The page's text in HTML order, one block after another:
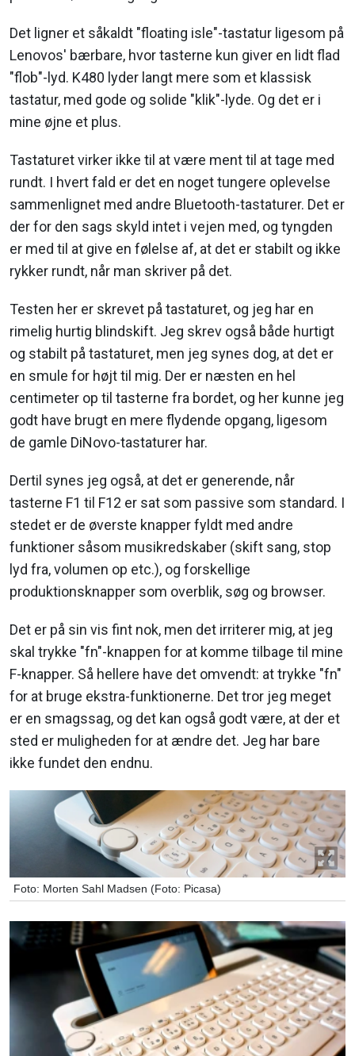
Det ligner et såkaldt "floating isle"-tastatur ligesom på
Lenovos' bærbare, hvor tasterne kun giver en lidt flad
"flob"-lyd. K480 lyder langt mere som et klassisk
tastatur, med gode og solide "klik"-lyde. Og det er i
mine øjne et plus.
Tastaturet virker ikke til at være ment til at tage med
rundt. I hvert fald er det en noget tungere oplevelse
sammenlignet med andre Bluetooth-tastaturer. Det er
der for den sags skyld intet i vejen med, og tyngden
er med til at give en følelse af, at det er stabilt og ikke
rykker rundt, når man skriver på det.
Testen her er skrevet på tastaturet, og jeg har en
rimelig hurtig blindskift. Jeg skrev også både hurtigt
og stabilt på tastaturet, men jeg synes dog, at det er
en smule for højt til mig. Der er næsten en hel
centimeter op til tasterne fra bordet, og her kunne jeg
godt have brugt en mere flydende opgang, ligesom
de gamle DiNovo-tastaturer har.
Dertil synes jeg også, at det er generende, når
tasterne F1 til F12 er sat som passive som standard. I
stedet er de øverste knapper fyldt med andre
funktioner såsom musikredskaber (skift sang, stop
lyd fra, volumen op etc.), og forskellige
produktionsknapper som overblik, søg og browser.
Det er på sin vis fint nok, men det irriterer mig, at jeg
skal trykke "fn"-knappen for at komme tilbage til mine
F-knapper. Så hellere have det omvendt: at trykke "fn"
for at bruge ekstra-funktionerne. Det tror jeg meget
er en smagssag, og det kan også godt være, at der et
sted er muligheden for at ændre det. Jeg har bare
ikke fundet den endnu.
Foto: Morten Sahl Madsen (Foto: Picasa)